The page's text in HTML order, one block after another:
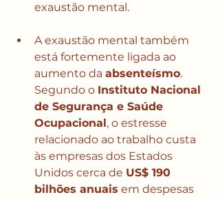
exaustão mental.
A exaustão mental também
está fortemente ligada ao
aumento da absenteísmo.
Segundo o Instituto Nacional
de Segurança e Saúde
Ocupacional, o estresse
relacionado ao trabalho custa
às empresas dos Estados
Unidos cerca de US$ 190
bilhões anuais em despesas